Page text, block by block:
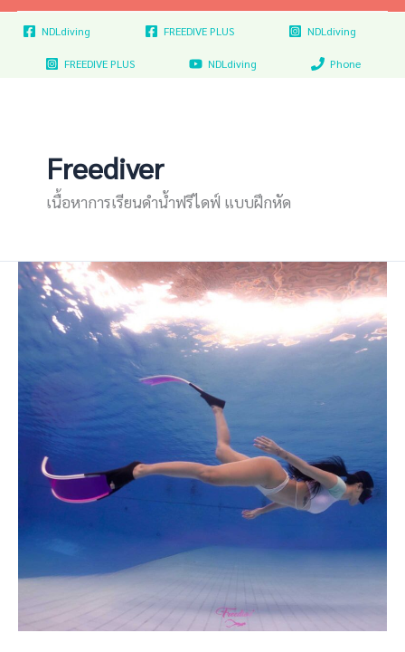
NDLdiving FREEDIVE PLUS NDLdiving
FREEDIVE PLUS NDLdiving Phone
Freediver
เนื้อหาการเรียนดำน้ำฟรีไดฟ์ แบบฝึกหัด
คอร์ส
เรียน
ไดฟ์
มหาวิทยาลัย
รังสิต